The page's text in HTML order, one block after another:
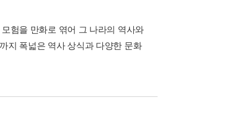
험을 만화로 엮어 그 나라의 역사와
지 폭넓은 역사 상식과 다양한 문화